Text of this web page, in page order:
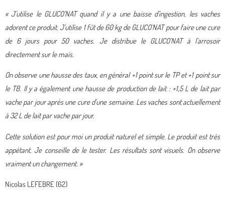
« J’utilise le GLUCO’NAT quand il y a une baisse d’ingestion, les vaches
adorent ce produit. J’utilise 1 fût de 60 kg deGLUCO’NATpour faire une cure
de 6 jours pour 50 vaches. Je distribue le GLUCO’NATà l’arrosoir
directement sur le maïs.
On observe une hausse des taux, en général +1 point sur le TP et +1 point sur
le TB. Il y a également une hausse de production de lait : +1,5 L de lait par
vache par jour après une cure d’une semaine. Les vaches sont actuellement
à 32 L de lait par vache par jour.
Cette solution est pour moi un produit naturel et simple. Le produit est très
appétant. Je conseille de le tester. Les résultats sont visuels. On observe
vraiment un changement. »
Nicolas LEFEBRE (62)